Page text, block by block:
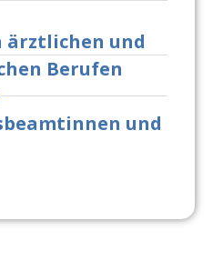
ärztlichen und
Berufen
und